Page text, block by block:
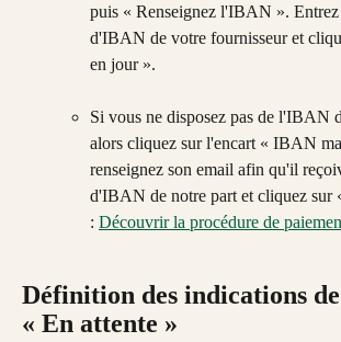
puis « Renseignez l'IBAN ». Entrez
d'IBAN de votre fournisseur et
en jour ».
Si vous ne disposez pas de l'IBAN
alors cliquez sur l'encart « IBAN
renseignez son email afin qu'il
d'IBAN de notre part et cliquez sur
: Découvrir la procédure de
Définition des indications
« En attente »